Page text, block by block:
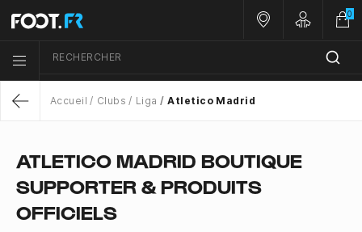
Menu list icon
RECHERCHER
Nos magasins
Customer
0
Accueil Clubs Liga Atletico Madrid
ATLETICO MADRID BOUTIQUE
SUPPORTER & PRODUITS
OFFICIELS